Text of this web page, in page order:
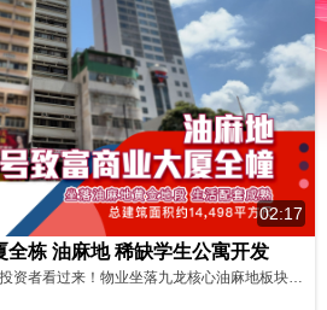
02:17
全栋 油麻地 稀缺学生公寓开发